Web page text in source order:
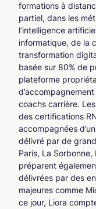
formations à
partiel, dans les
l’intelligence
informatique, de la
transformation
basée sur 80% de
plateforme
coachs carrière.
des certifications
accompagnées
délivré par de
Paris, La Sorbonne,
préparent
délivrées par des
majeures comme
ce jour, Liora